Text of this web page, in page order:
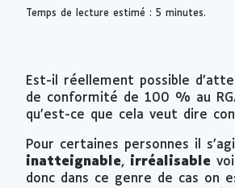
Temps de lecture estimé : 5 minutes.
Est-il réellement possible
de conformité de 100 % au
qu’est-ce que cela veut dire
Pour certaines personnes il
inatteignable, irréalisable
donc dans ce genre de cas on